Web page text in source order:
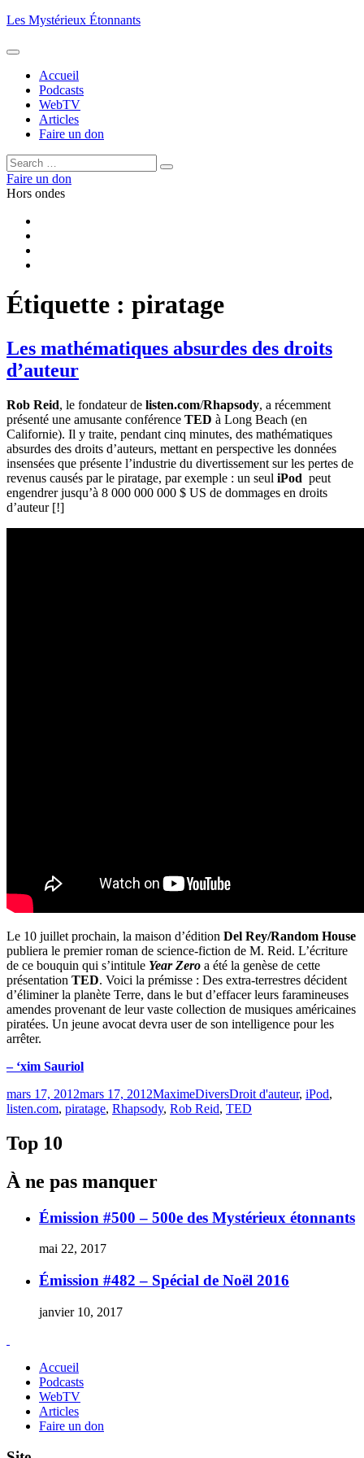
Aller
contenu
Les Mystérieux Étonnants
Accueil
Podcasts
WebTV
Articles
Faire un don
Rechercher :
Rechercher
Faire un don
Hors ondes
Étiquette : piratage
Les mathématiques absurdes des droits
d’auteur
Rob Reid, le fondateur de listen.com/Rhapsody, a récemment
présenté une amusante conférence TED à Long Beach (en
Californie). Il y traite, pendant cinq minutes, des mathématiques
absurdes des droits d’auteurs, mettant en perspective les données
insensées que présente l’industrie du divertissement sur les pertes de
revenus causés par le piratage, par exemple : un seul iPod peut
engendrer jusqu’à 8 000 000 000 $ US de dommages en droits
d’auteur [!]
Le 10 juillet prochain, la maison d’édition Del Rey/Random House
publiera le premier roman de science-fiction de M. Reid. L’écriture
de ce bouquin qui s’intitule Year Zero a été la genèse de cette
présentation TED. Voici la prémisse : Des extra-terrestres décident
d’éliminer la planète Terre, dans le but d’effacer leurs faramineuses
amendes provenant de leur vaste collection de musiques américaines
piratées. Un jeune avocat devra user de son intelligence pour les
arrêter.
– ‘xim Sauriol
Publié
le
mars 17, 2012mars 17, 2012MaximeCatégories
DiversÉtiquettes
Droit d'auteur, iPod,
listen.com, piratage, Rhapsody, Rob Reid, TED
Top 10
À ne pas manquer
Émission #500 – 500e des Mystérieux étonnants
mai 22, 2017
Émission #482 – Spécial de Noël 2016
janvier 10, 2017
Accueil
Podcasts
WebTV
Articles
Faire un don